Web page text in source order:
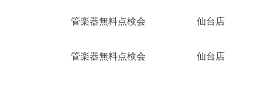
管楽器無料点検会 仙台店
管楽器無料点検会 仙台店